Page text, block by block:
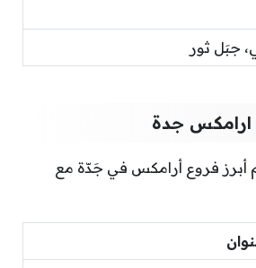
جبَل ثور
ارامكس جدة
أبرز فروع أرامكس في جَدّة مع